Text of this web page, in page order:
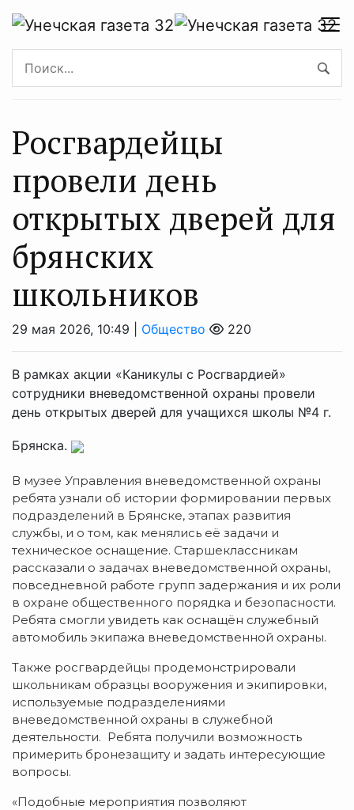
Росгвардейцы
провели день
открытых дверей для
брянских
школьников
29 мая 2026, 10:49 | Общество 220
В рамках акции «Каникулы с Росгвардией»
сотрудники вневедомственной охраны провели
день открытых дверей для учащихся школы №4 г.
Брянска.
В музее Управления вневедомственной охраны
ребята узнали об истории формировании первых
подразделений в Брянске, этапах развития
службы, и о том, как менялись её задачи и
техническое оснащение. Старшеклассникам
рассказали о задачах вневедомственной охраны,
повседневной работе групп задержания и их роли
в охране общественного порядка и безопасности.
Ребята смогли увидеть как оснащён служебный
автомобиль экипажа вневедомственной охраны.
Также росгвардейцы продемонстрировали
школьникам образцы вооружения и экипировки,
используемые подразделениями
вневедомственной охраны в служебной
деятельности. Ребята получили возможность
примерить бронезащиту и задать интересующие
вопросы.
«Подобные мероприятия позволяют